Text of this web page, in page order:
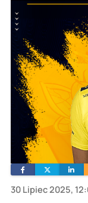
30 Lipiec 2025,
FacebookTwitter